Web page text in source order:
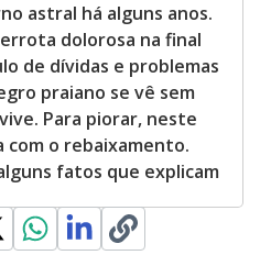
astral há alguns anos.
dolorosa na final
de dívidas e problemas
praiano se vê sem
Para piorar, neste
com o rebaixamento.
fatos que explicam